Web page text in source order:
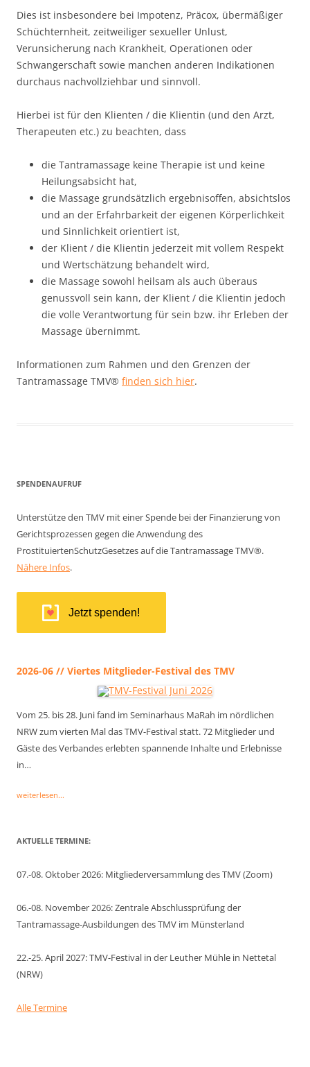
Dies ist insbesondere bei Impotenz, Präcox, übermäßiger
Schüchternheit, zeitweiliger sexueller Unlust,
Verunsicherung nach Krankheit, Operationen oder
Schwangerschaft sowie manchen anderen Indikationen
durchaus nachvollziehbar und sinnvoll.
Hierbei ist für den Klienten / die Klientin (und den Arzt,
Therapeuten etc.) zu beachten, dass
die Tantramassage keine Therapie ist und keine
Heilungsabsicht hat,
die Massage grundsätzlich ergebnisoffen, absichtslos
und an der Erfahrbarkeit der eigenen Körperlichkeit
und Sinnlichkeit orientiert ist,
der Klient / die Klientin jederzeit mit vollem Respekt
und Wertschätzung behandelt wird,
die Massage sowohl heilsam als auch überaus
genussvoll sein kann, der Klient / die Klientin jedoch
die volle Verantwortung für sein bzw. ihr Erleben der
Massage übernimmt.
Informationen zum Rahmen und den Grenzen der
Tantramassage TMV® finden sich hier.
SPENDENAUFRUF
Unterstütze den TMV mit einer Spende bei der Finanzierung von
Gerichtsprozessen gegen die Anwendung des
ProstituiertenSchutzGesetzes auf die Tantramassage TMV®.
Nähere Infos.
Jetzt spenden!
2026-06 // Viertes Mitglieder-Festival des TMV
Vom 25. bis 28. Juni fand im Seminarhaus MaRah im nördlichen
NRW zum vierten Mal das TMV-Festival statt. 72 Mitglieder und
Gäste des Verbandes erlebten spannende Inhalte und Erlebnisse
in…
weiterlesen...
AKTUELLE TERMINE:
07.-08. Oktober 2026: Mitgliederversammlung des TMV (Zoom)
06.-08. November 2026: Zentrale Abschlussprüfung der
Tantramassage-Ausbildungen des TMV im Münsterland
22.-25. April 2027: TMV-Festival in der Leuther Mühle in Nettetal
(NRW)
Alle Termine